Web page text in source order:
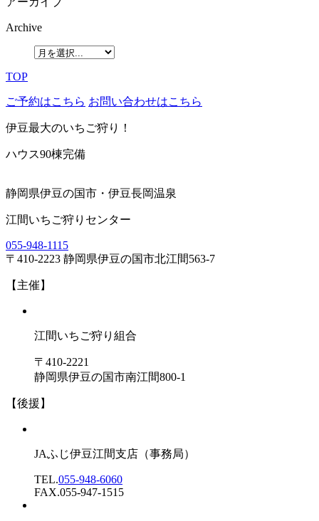
Archive
TOP
ご予約はこちら お問い合わせはこちら
伊豆最大のいちご狩り！
ハウス90棟完備
静岡県伊豆の国市・伊豆長岡温泉
江間いちご狩りセンター
055-948-1115
〒410-2223 静岡県伊豆の国市北江間563-7
【主催】
江間いちご狩り組合
〒410-2221
静岡県伊豆の国市南江間800-1
【後援】
JAふじ伊豆江間支店 （事務局）
TEL.055-948-6060
FAX.055-947-1515